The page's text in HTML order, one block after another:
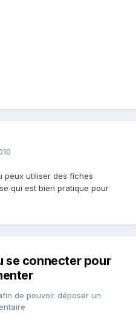
peux utiliser des fiches
qui est bien pratique pour
se connecter pour
de pouvoir déposer un